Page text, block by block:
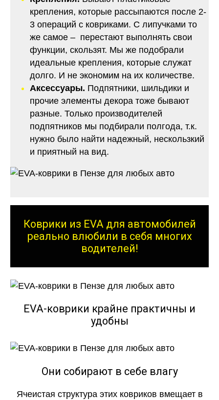
крепления, которые рассыпаются после 2-
3 операций с ковриками. С липучками то
же самое – перестают выполнять свои
функции, скользят. Мы же подобрали
идеальные крепления, которые служат
долго. И не экономим на их количестве.
Аксессуары. Подпятники, шильдики и
прочие элементы декора тоже бывают
разные. Только производителей
подпятников мы подбирали полгода, т.к.
нужно было найти надежный, нескользкий
и приятный на вид.
Коврики из EVA для автомобилей
реально влюбили в себя многих
водителей!
EVA-коврики крайне практичны и
удобны
Они собирают в себе влагу
Ячеистая структура этих ковриков вмещает в